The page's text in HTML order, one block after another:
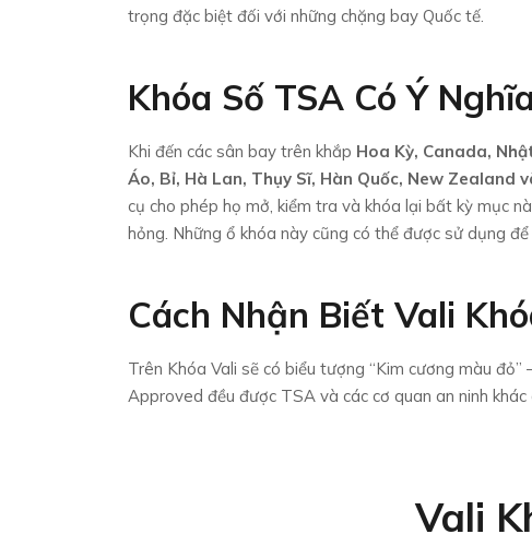
trọng đặc biệt đối với những chặng bay Quốc tế.
Khóa Số TSA Có Ý
Khi đến các sân bay trên khắp Hoa Kỳ, Canada,
Áo, Bỉ, Hà Lan, Thụy Sĩ, Hàn Quốc, New Zealand
cụ cho phép họ mở, kiểm tra và khóa lại bất kỳ mục
hỏng. Những ổ khóa này cũng có thể được sử dụng
Cách Nhận Biết Vali
Trên Khóa Vali sẽ có biểu tượng “Kim cương màu
Approved đều được TSA và các cơ quan an ninh khác
Vali